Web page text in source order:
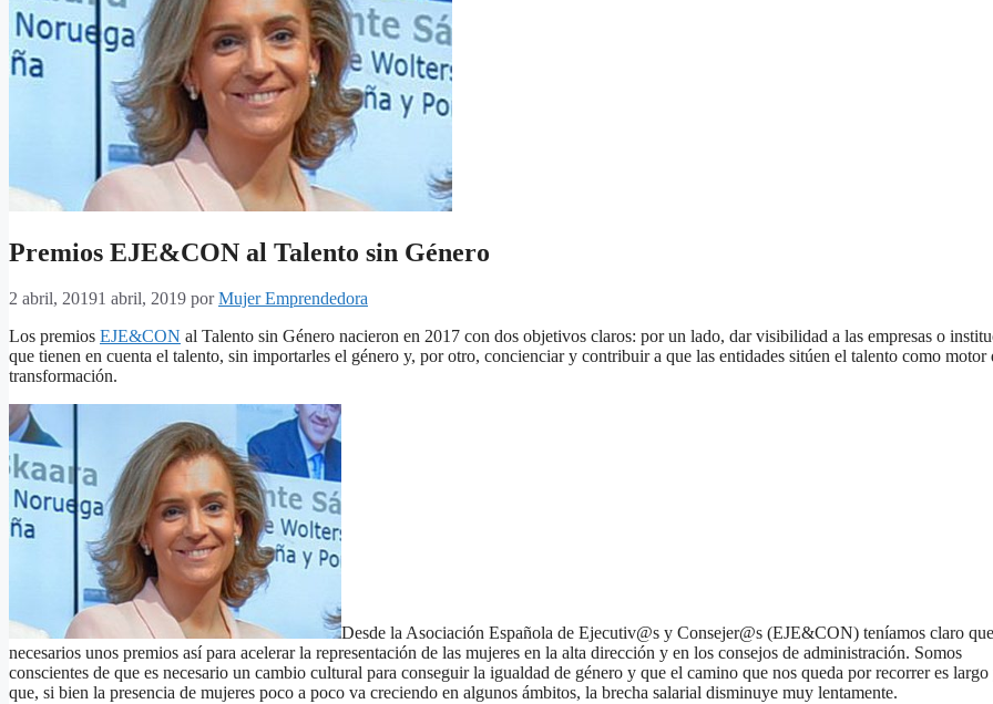
Premios EJE&CON al Talento sin Género
2 abril, 20191 abril, 2019 porMujer Emprendedora
Los premios EJE&CON al Talento sin Género nacieron en 2017 con dos objetivos claros: por un lado, dar visibilidad a las empresas o
que tienen en cuenta el talento, sin importarles el género y, por otro, concienciar y contribuir a que las entidades sitúen el talento como motor
transformación.
Desde la Asociación Española de Ejecutiv@s y Consejer@s (EJE&CON) teníamos claro
necesarios unos premios así para acelerar la representación de las mujeres en la alta dirección y en los consejos de administración. Somos
conscientes de que es necesario un cambio cultural para conseguir la igualdad de género y que el camino que nos queda por recorrer es largo
que, si bien la presencia de mujeres poco a poco va creciendo en algunos ámbitos, la brecha salarial disminuye muy lentamente.